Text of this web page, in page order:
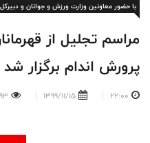
-
با حضور معاونین وزارت ورزش و جوانان و
مراسم تجلیل از
پرورش اندام برگزار شد
22:00
1399/11/15